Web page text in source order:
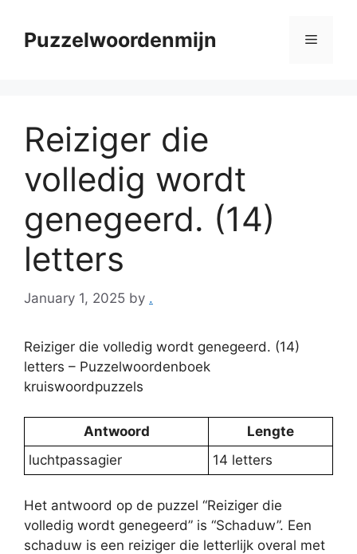
contentPuzzelwoordenmijn Menu
Reiziger die
volledig wordt
genegeerd. (14)
letters
January 1, 2025 by .
Reiziger die volledig wordt genegeerd. (14)
letters – Puzzelwoordenboek
kruiswoordpuzzels
Antwoord
Lengte
luchtpassagier
14 letters
Het antwoord op de puzzel “Reiziger die
volledig wordt genegeerd” is “Schaduw”. Een
schaduw is een reiziger die letterlijk overal met